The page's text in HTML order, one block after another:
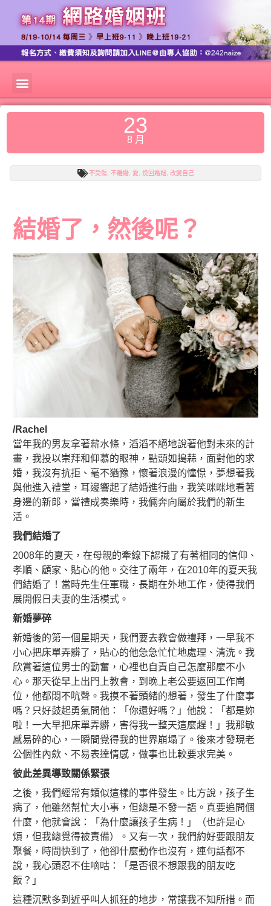
23
8 月
不受傷, 不離婚, 愛 挽回婚姻 改變自己
結婚了，然後呢？
/Rachel
當年我的男友拿著薪水條，滔滔不絕地說著他對未來的計
畫，我投以崇拜和仰慕的眼神，點頭如搗蒜，面對他的求
婚，我沒有抗拒、毫不猶豫，懷著浪漫的憧憬，夢想著我
與他進入禮堂，耳邊響起了結婚進行曲，我笑咪咪地看著
身邊的新郎，當禮成奏樂時，我倆奔向屬於我們的新生
活。
我們結婚了
2008年的夏天，在母親的牽線下認識了有著相同的信仰、
孝順、顧家、貼心的他。交往了兩年，在2010年的夏天我
們結婚了！當時先生任軍職，長期在外地工作，使得我們
展開假日夫妻的生活模式。
新婚夢碎
新婚後的第一個星期天，我們要去教會做禮拜，一早我不
小心把床單弄髒了，貼心的他急急忙忙地處理、清洗。我
欣賞著這位男士的勤奮，心裡也自責自己怎麼那麼不小
心。那天從早上出門上教會，到晚上老公要返回工作崗
位，他都悶不吭聲。我摸不著頭緒的想著，發生了什麼事
嗎？只好鼓起勇氣問他：「你還好嗎？」他說：「都是妳
啦！一大早把床單弄髒，害得我一整天這麼趕！」我那敏
感易碎的心，一瞬間覺得我的世界崩塌了。後來才發現老
公個性內歛、不易表達情感，做事也比較要求完美。
彼此差異導致關係緊張
之後，我們經常有類似這樣的事件發生。比方說，孩子生
病了，他雖然幫忙大小事，但總是不發一語。真要追問個
什麼，他就會說：「為什麼讓孩子生病！」（也許是心
煩，但我總覺得被責備）。又有一次，我們約好要跟朋友
聚餐，時間快到了，他卻什麼動作也沒有，連句話都不
說，我心頭忍不住嘀咕：「是否很不想跟我的朋友吃
飯？」
這種沉默多到近乎叫人抓狂的地步，常讓我不知所措。而